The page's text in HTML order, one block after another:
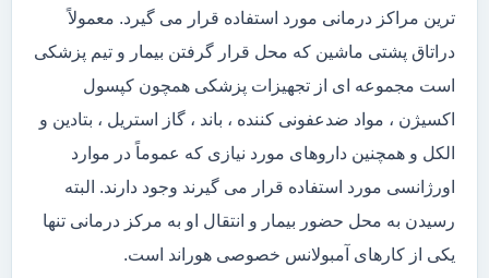
ترین مراکز درمانی مورد استفاده قرار می گیرد. معمولاً
دراتاق پشتی ماشین که محل قرار گرفتن بیمار و تیم پزشکی
است مجموعه ای از تجهیزات پزشکی همچون کپسول
اکسیژن ، مواد ضدعفونی کننده ، باند ، گاز استریل ، بتادین و
الکل و همچنین داروهای مورد نیازی که عموماً در موارد
اورژانسی مورد استفاده قرار می گیرند وجود دارند. البته
رسیدن به محل حضور بیمار و انتقال او به مرکز درمانی تنها
یکی از کارهای آمبولانس خصوصی هوراند است.